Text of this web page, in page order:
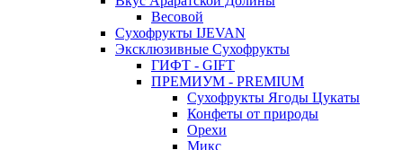
Весовой
Сухофрукты IJEVAN
Эксклюзивные Сухофрукты
ГИФТ - GIFT
ПРЕМИУМ - PREMIUM
Сухофрукты Ягоды Цукаты
Конфеты от природы
Орехи
Микс